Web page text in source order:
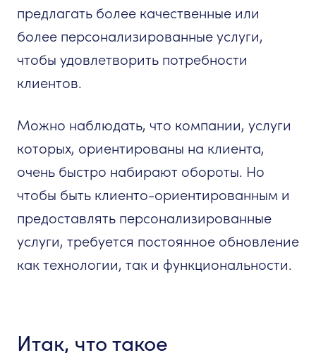
предлагать более качественные или
более персонализированные услуги,
чтобы удовлетворить потребности
клиентов.
Можно наблюдать, что компании, услуги
которых, ориентированы на клиента,
очень быстро набирают обороты. Но
чтобы быть клиенто-ориентированным и
предоставлять персонализированные
услуги, требуется постоянное обновление
как технологии, так и функциональности.
Итак, что такое